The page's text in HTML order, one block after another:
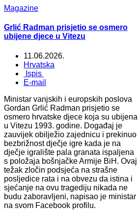
Magazine
Grlić Radman prisjetio se osmero
ubijene djece u Vitezu
11.06.2026.
Hrvatska
Ispis
E-mail
Ministar vanjskih i europskih poslova
Gordan Grlić Radman prisjetio se
osmero hrvatske djece koja su ubijena
u Vitezu 1993. godine. Događaj je
zauvijek obilježio zajednicu i prekinuo
bezbrižnost dječje igre kada je na
dječje igralište pala granata ispaljena
s položaja bošnjačke Armije BiH. Ovaj
težak zločin podsjeća na strašne
posljedice rata i na obvezu da istina i
sjećanje na ovu tragediju nikada ne
budu zaboravljeni, napisao je ministar
na svom Facebook profilu.